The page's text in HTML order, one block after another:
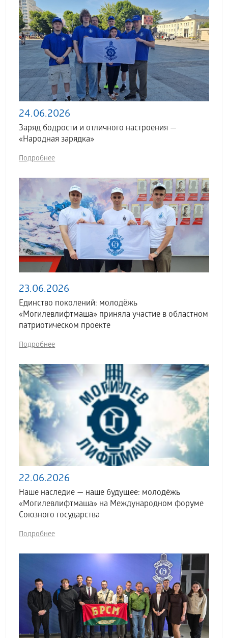
24.06.2026
Заряд бодрости и отличного настроения —
«Народная зарядка»
Подробнее
23.06.2026
Единство поколений: молодёжь
«Могилевлифтмаша» приняла участие в областном
патриотическом проекте
Подробнее
22.06.2026
Наше наследие — наше будущее: молодёжь
«Могилевлифтмаша» на Международном форуме
Союзного государства
Подробнее